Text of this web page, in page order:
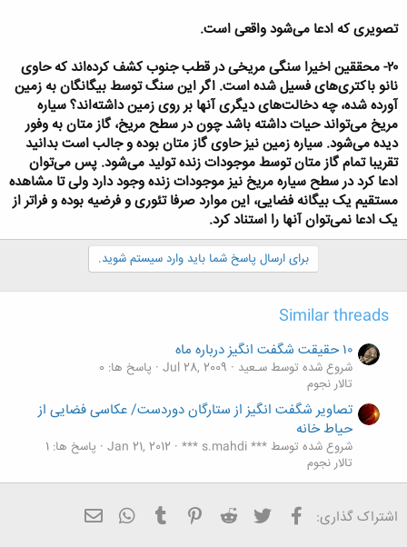
تصویری که ادعا می‌شود واقعی است.
۲۰- محققین اخیرا سنگی مریخی در قطب جنوب کشف کرده‌اند که حاوی
نانو باکتری‌های فسیل شده است. اگر این سنگ توسط بیگانگان به زمین
آورده شده، چه دخالت‌های دیگری آنها بر روی زمین داشته‌اند؟ سیاره
مریخ می‌تواند حیات داشته باشد چون در سطح مریخ، گاز متان به وفور
دیده می‌شود. سیاره زمین نیز حاوی گاز متان بوده و جالب است بدانید
تقریبا تمام گاز متان توسط موجودات زنده تولید می‌شود. پس می‌توان
ادعا کرد در سطح سیاره مریخ نیز موجودات زنده وجود دارد ولی تا مشاهده
مستقیم یک بیگانه فضایی،‌ این موارد صرفا تئوری و فرضیه بوده و فراتر از
یک ادعا نمی‌توان آنها را استناد کرد.
برای ارسال پاسخ شما باید وارد سیستم شوید.
Similar threads
۱۰ حقیقت شگفت انگیز درباره ماه
شروع شده توسط سـعید Jul 28, 2009 پاسخ ها: 0
تالار نجوم
تصاویر شگفت انگیز از ستارگان دوردست/ عکاسی فضایی از
حیاط خانه
شروع شده توسط *** s.mahdi *** Jan 21, 2012 پاسخ ها: 1
تالار نجوم
اشتراک گذاری: فیسبوک تویتر Reddit
Pinterest
Tumblr
WhatsApp